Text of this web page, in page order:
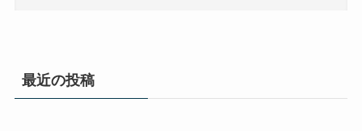
最近の投稿